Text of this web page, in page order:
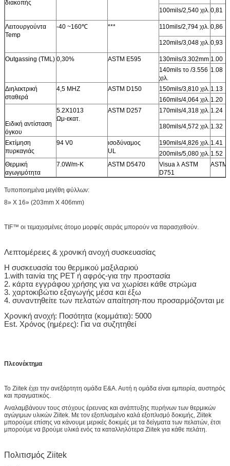
διακοπής
100mils/2,540 χιλ.0,81
Λειτουργούντα
Temp
-40 ~160℃ *** 110mils/2,794 χιλ. 0,86
120mils/3,048 χιλ.0,93
Outgassing (TML) 0,30% ASTM E595 130mils/3.302mm 1.00
140mils το /3.556
χιλ.
1.08
Διηλεκτρική
σταθερά
4,5 MHZ ASTM D150 150mils/3,810 χιλ. 1.13
160mils/4,064 χιλ. 1.20
Ειδική αντίσταση
όγκου
5.2X1013
Ωμ-εκατ.
ASTM D257 170mils/4,318 χιλ. 1.24
180mils/4,572 χιλ. 1.32
Εκτίμηση
πυρκαγιάς
94 V0
ισοδύναμος
UL
190mils/4,826 χιλ. 1.41
200mils/5,080 χιλ. 1.52
Θερμική
αγωγιμότητα
7.0W/m-Κ ASTM D5470
Visua λ ASTM
D751
ASTM
Τυποποιημένα μεγέθη φύλλων:
8» Χ 16» (203mm X 406mm)
TIF™ οι τεμαχισμένες άτομο μορφές σειράς μπορούν να παρασχεθούν.
Λεπτομέρειες & χρονική ανοχή συσκευασίας
Η συσκευασία του θερμικού μαξιλαριού
1.with ταινία της PET ή αφρός-για την προστασία
2. κάρτα εγγράφου χρήσης για να χωρίσει κάθε στρώμα
3. χαρτοκιβώτιο εξαγωγής μέσα και έξω
4. συναντηθείτε των πελατών απαίτηση-που προσαρμόζονται με
Χρονική ανοχή: Ποσότητα (κομμάτια): 5000
Est. Χρόνος (ημέρες): Για να συζητηθεί
Πλεονέκτημα
Το Ziitek έχει την ανεξάρτητη ομάδα Ε&Α. Αυτή η ομάδα είναι εμπειρία, αυστηρός
και πραγματικός.
Αναλαμβάνουν τους στόχους έρευνας και ανάπτυξης πυρήνων των θερμικών
αγώγιμων υλικών Ziitek. Με τον εξοπλισμένο καλά εξοπλισμό δοκιμής, Ziitek
μπορούμε επίσης να κάνουμε μερικές δοκιμές με τα δείγματα των πελατών, έτσι
μπορούμε να βρούμε υλικά ενός τα καταλληλότερα Ziitek για κάθε πελάτη.
Πολιτισμός Ziitek